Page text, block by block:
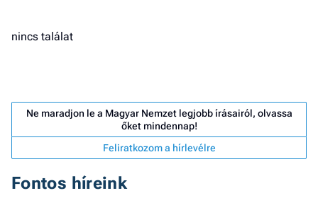
nincs találat
Ne maradjon le a Magyar Nemzet legjobb írásairól, olvassa
őket mindennap!
Feliratkozom a hírlevélre
Fontos híreink